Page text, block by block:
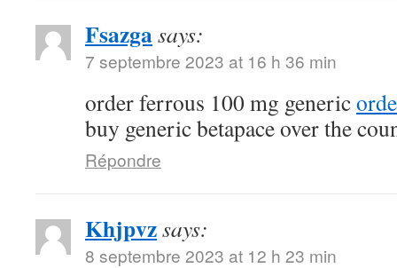
Fsazgasays:
7 septembre 2023 at 16 h 36 min
order ferrous 100 mg generic
buy generic betapace over the
Répondre
Khjpvzsays:
8 septembre 2023 at 12 h 23 min